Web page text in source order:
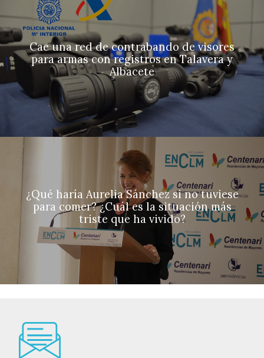
Cae una red de contrabando de visores
para armas con registros en Talavera y
Albacete
¿Qué haría Aurelia Sánchez si no tuviese
para comer? ¿Cuál es la situación más
triste que ha vivido?